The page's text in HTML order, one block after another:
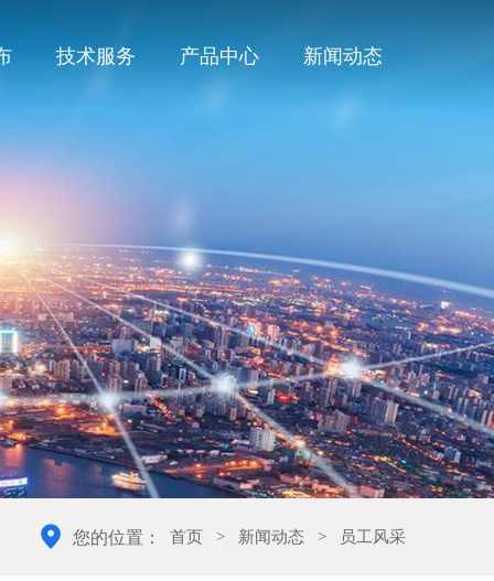
技术服务 产品中心 新闻动态
您的位置： 首页 > 新闻动态 > 员工风采